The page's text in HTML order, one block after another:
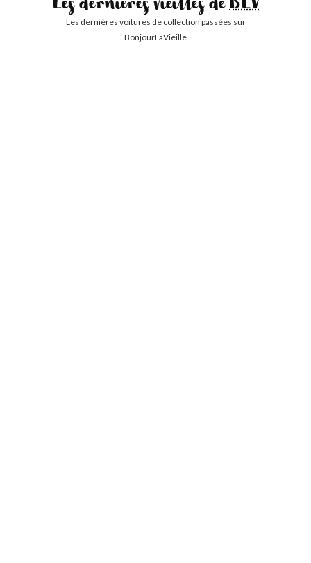
Les dernières vieilles deBLV
Les dernières voitures de collection passées sur
BonjourLaVieille